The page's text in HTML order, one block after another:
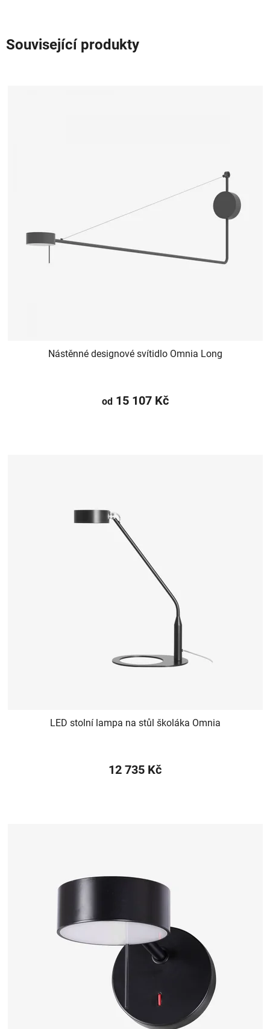
Související produkty
Nástěnné designové svítidlo Omnia Long
od15 107 Kč
LED stolní lampa na stůl školáka Omnia
12 735 Kč